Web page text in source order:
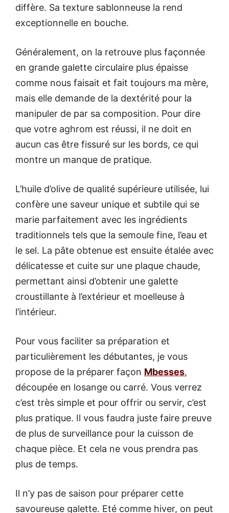
diffère. Sa texture sablonneuse la rend
exceptionnelle en bouche.
Généralement, on la retrouve plus façonnée
en grande galette circulaire plus épaisse
comme nous faisait et fait toujours ma mère,
mais elle demande de la dextérité pour la
manipuler de par sa composition. Pour dire
que votre aghrom est réussi, il ne doit en
aucun cas être fissuré sur les bords, ce qui
montre un manque de pratique.
L’huile d’olive de qualité supérieure utilisée, lui
confère une saveur unique et subtile qui se
marie parfaitement avec les ingrédients
traditionnels tels que la semoule fine, l’eau et
le sel. La pâte obtenue est ensuite étalée avec
délicatesse et cuite sur une plaque chaude,
permettant ainsi d’obtenir une galette
croustillante à l’extérieur et moelleuse à
l’intérieur.
Pour vous faciliter sa préparation et
particulièrement les débutantes, je vous
propose de la préparer façon Mbesses,
découpée en losange ou carré. Vous verrez
c’est très simple et pour offrir ou servir, c’est
plus pratique. Il vous faudra juste faire preuve
de plus de surveillance pour la cuisson de
chaque pièce. Et cela ne vous prendra pas
plus de temps.
Il n’y pas de saison pour préparer cette
savoureuse galette. Eté comme hiver, on peut